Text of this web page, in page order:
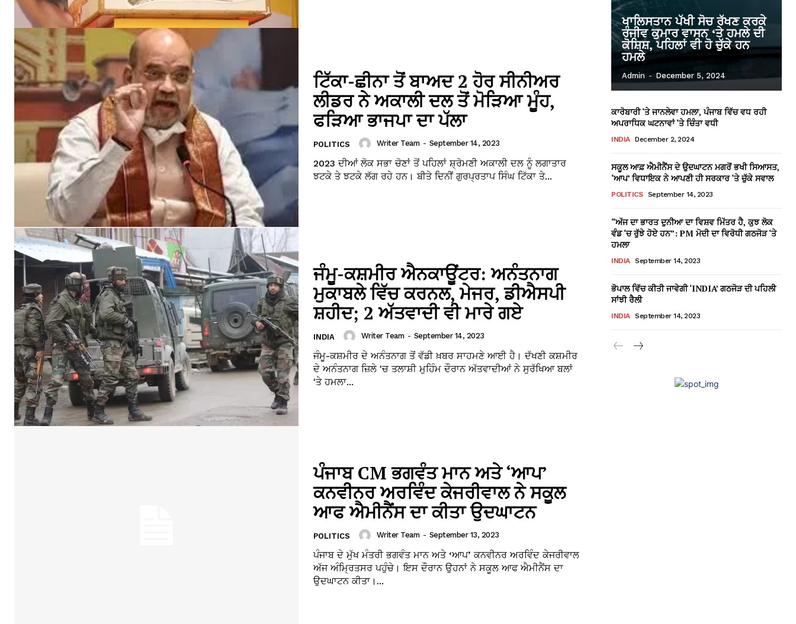
ਟਿੱਕਾ-ਛੀਨਾ ਤੋਂ ਬਾਅਦ 2 ਹੋਰ ਸੀਨੀਅਰ
ਲੀਡਰ ਨੇ ਅਕਾਲੀ ਦਲ ਤੋਂ ਮੋੜਿਆ ਮੂੰਹ,
ਫੜਿਆ ਭਾਜਪਾ ਦਾ ਪੱਲਾ
POLITICS Writer Team - September 14, 2023
2023 ਦੀਆਂ ਲੋਕ ਸਭਾ ਚੋਣਾਂ ਤੋਂ ਪਹਿਲਾਂ ਸ਼੍ਰੋਮਣੀ ਅਕਾਲੀ ਦਲ ਨੂੰ ਲਗਾਤਾਰ
ਝਟਕੇ ਤੇ ਝਟਕੇ ਲੱਗ ਰਹੇ ਹਨ। ਬੀਤੇ ਦਿਨੀਂ ਗੁਰਪ੍ਰਤਾਪ ਸਿੰਘ ਟਿੱਕਾ ਤੇ...
ਜੰਮੂ-ਕਸ਼ਮੀਰ ਐਨਕਾਊਂਟਰ: ਅਨੰਤਨਾਗ
ਮੁਕਾਬਲੇ ਵਿੱਚ ਕਰਨਲ, ਮੇਜਰ, ਡੀਐਸਪੀ
ਸ਼ਹੀਦ; 2 ਅੱਤਵਾਦੀ ਵੀ ਮਾਰੇ ਗਏ
INDIA Writer Team - September 14, 2023
ਜੰਮੂ-ਕਸ਼ਮੀਰ ਦੇ ਅਨੰਤਨਾਗ ਤੋਂ ਵੱਡੀ ਖ਼ਬਰ ਸਾਹਮਣੇ ਆਈ ਹੈ। ਦੱਖਣੀ ਕਸ਼ਮੀਰ
ਦੇ ਅਨੰਤਨਾਗ ਜ਼ਿਲੇ 'ਚ ਤਲਾਸ਼ੀ ਮੁਹਿੰਮ ਦੌਰਾਨ ਅੱਤਵਾਦੀਆਂ ਨੇ ਸੁਰੱਖਿਆ ਬਲਾਂ
'ਤੇ ਹਮਲਾ...
ਪੰਜਾਬ CM ਭਗਵੰਤ ਮਾਨ ਅਤੇ ‘ਆਪ’
ਕਨਵੀਨਰ ਅਰਵਿੰਦ ਕੇਜਰੀਵਾਲ ਨੇ ਸਕੂਲ
ਆਫ ਐਮੀਨੈਂਸ ਦਾ ਕੀਤਾ ਉਦਘਾਟਨ
POLITICS Writer Team - September 13, 2023
ਪੰਜਾਬ ਦੇ ਮੁੱਖ ਮੰਤਰੀ ਭਗਵੰਤ ਮਾਨ ਅਤੇ ‘ਆਪ’ ਕਨਵੀਨਰ ਅਰਵਿੰਦ ਕੇਜਰੀਵਾਲ
ਅੱਜ ਅੰਮ੍ਰਿਤਸਰ ਪਹੁੰਚੇ। ਇਸ ਦੌਰਾਨ ਉਹਨਾਂ ਨੇ ਸਕੂਲ ਆਫ ਐਮੀਨੈਂਸ ਦਾ
ਉਦਘਾਟਨ ਕੀਤਾ।...
ਖਾਲਿਸਤਾਨ ਪੱਖੀ ਸੋਚ ਰੱਖਣ ਕਰਕੇ
ਰੰਜੀਵ ਕੁਮਾਰ ਵਾਸਨ ‘ਤੇ ਹਮਲੇ ਦੀ
ਕੋਸ਼ਿਸ਼, ਪਹਿਲਾਂ ਵੀ ਹੋ ਚੁੱਕੇ ਹਨ
ਹਮਲੇ
Admin - December 5, 2024
ਕਾਰੋਬਾਰੀ ‘ਤੇ ਜਾਨਲੇਵਾ ਹਮਲਾ, ਪੰਜਾਬ ਵਿੱਚ ਵਧ ਰਹੀ
ਅਪਰਾਧਿਕ ਘਟਨਾਵਾਂ ‘ਤੇ ਚਿੰਤਾ ਵਧੀ
INDIA December 2, 2024
ਸਕੂਲ ਆਫ਼ ਐਮੀਨੈਂਸ ਦੇ ਉਦਘਾਟਨ ਮਗਰੋਂ ਭਖੀ ਸਿਆਸਤ,
‘ਆਪ’ ਵਿਧਾਇਕ ਨੇ ਆਪਣੀ ਹੀ ਸਰਕਾਰ ‘ਤੇ ਚੁੱਕੇ ਸਵਾਲ
POLITICS September 14, 2023
“ਅੱਜ ਦਾ ਭਾਰਤ ਦੁਨੀਆ ਦਾ ਵਿਸ਼ਵ ਮਿੱਤਰ ਹੈ, ਕੁਝ ਲੋਕ
ਵੰਡ ‘ਚ ਰੁੱਝੇ ਹੋਏ ਹਨ”: PM ਮੋਦੀ ਦਾ ਵਿਰੋਧੀ ਗਠਜੋੜ ‘ਤੇ
ਹਮਲਾ
INDIA September 14, 2023
ਭੋਪਾਲ ਵਿੱਚ ਕੀਤੀ ਜਾਵੇਗੀ ‘INDIA’ ਗਠਜੋੜ ਦੀ ਪਹਿਲੀ
ਸਾਂਝੀ ਰੈਲੀ
INDIA September 14, 2023